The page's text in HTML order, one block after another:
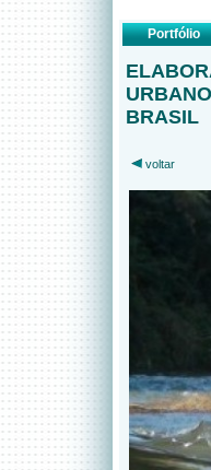
Portfólio
BRASIL
voltar